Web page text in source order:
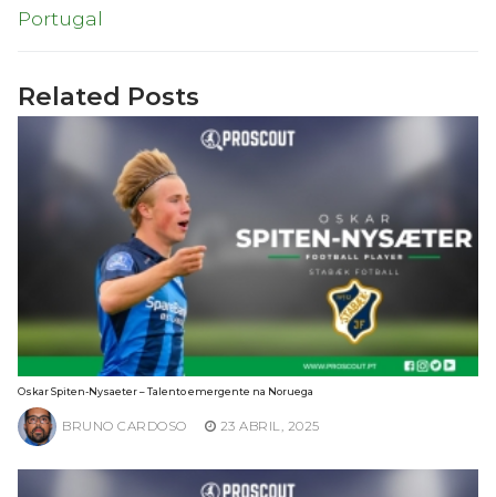
Portugal
Related Posts
Oskar Spiten-Nysaeter – Talento emergente na Noruega
BRUNO CARDOSO 23 ABRIL, 2025